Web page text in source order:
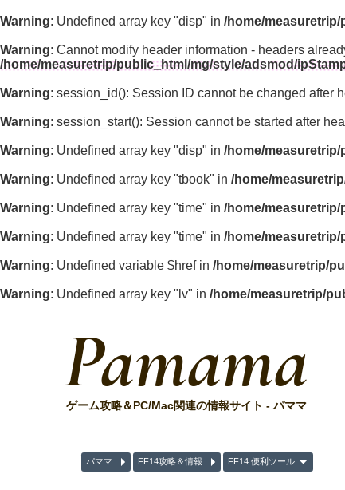
Warning: Undefined array key "disp" in /home/
Warning: Cannot modify header information - headers
/home/measuretrip/public_html/mg/style/adsmod/
Warning: session_id(): Session ID cannot be changed after
Warning: session_start(): Session cannot be started after
Warning: Undefined array key "disp" in /home/
Warning: Undefined array key "tbook" in /home/
Warning: Undefined array key "time" in /home/
Warning: Undefined array key "time" in /home/
Warning: Undefined variable $href in /home/measuretrip/
Warning: Undefined array key "lv" in /home/measuretrip/
Pamama
ゲーム攻略＆PC/Mac関連の情報サイト - パママ
パママ FF14攻略＆情報 FF14 便利ツール